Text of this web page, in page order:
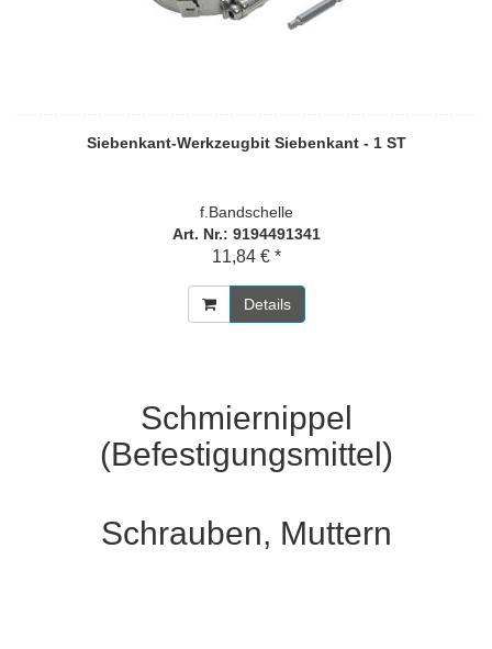
Siebenkant-Werkzeugbit Siebenkant - 1 ST
f.Bandschelle
Art. Nr.: 9194491341
11,84 € *
Details
Schmiernippel
(Befestigungsmittel)
Schrauben, Muttern